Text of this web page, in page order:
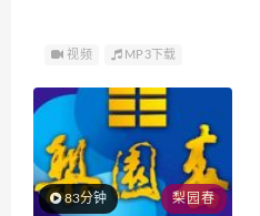
视频 MP3下载
83分钟 梨园春